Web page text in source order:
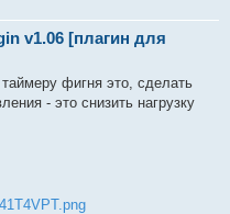
v1.06 [плагин для
фигня это, сделать
- это снизить нагрузку